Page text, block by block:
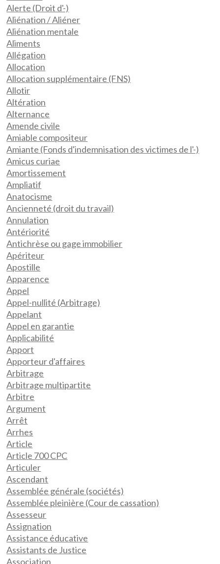
Alerte (Droit d'-)
Aliénation / Aliéner
Aliénation mentale
Aliments
Allégation
Allocation
Allocation supplémentaire (FNS)
Allotir
Altération
Alternance
Amende civile
Amiable compositeur
Amiante (Fonds d'indemnisation des victimes de l'-)
Amicus curiae
Amortissement
Ampliatif
Anatocisme
Ancienneté (droit du travail)
Annulation
Antériorité
Antichrèse ou gage immobilier
Apériteur
Apostille
Apparence
Appel
Appel-nullité (Arbitrage)
Appelant
Appel en garantie
Applicabilité
Apport
Apporteur d'affaires
Arbitrage
Arbitrage multipartite
Arbitre
Argument
Arrêt
Arrhes
Article
Article 700 CPC
Articuler
Ascendant
Assemblée générale (sociétés)
Assemblée pleinière (Cour de cassation)
Assesseur
Assignation
Assistance éducative
Assistants de Justice
Association